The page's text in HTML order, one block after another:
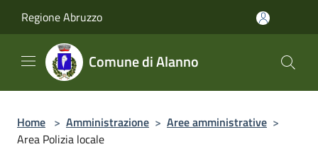
Regione Abruzzo
Comune di Alanno
Home > Amministrazione > Aree amministrative >
Area Polizia locale